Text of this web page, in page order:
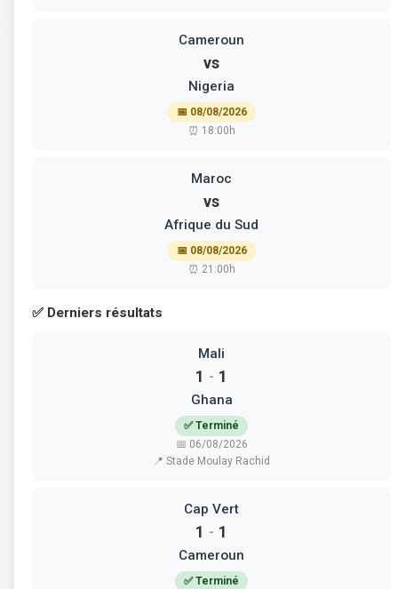
Cameroun
vs
Nigeria
📅 08/08/2026
⏰ 18:00h
Maroc
vs
Afrique du Sud
📅 08/08/2026
⏰ 21:00h
✅ Derniers résultats
Mali
1 - 1
Ghana
✅ Terminé
📅 06/08/2026
📍 Stade Moulay Rachid
Cap Vert
1 - 1
Cameroun
✅ Terminé